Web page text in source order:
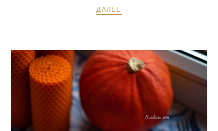
ДАЛЕЕ